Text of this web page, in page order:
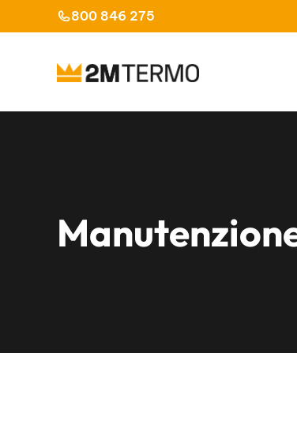
al
800 846 275